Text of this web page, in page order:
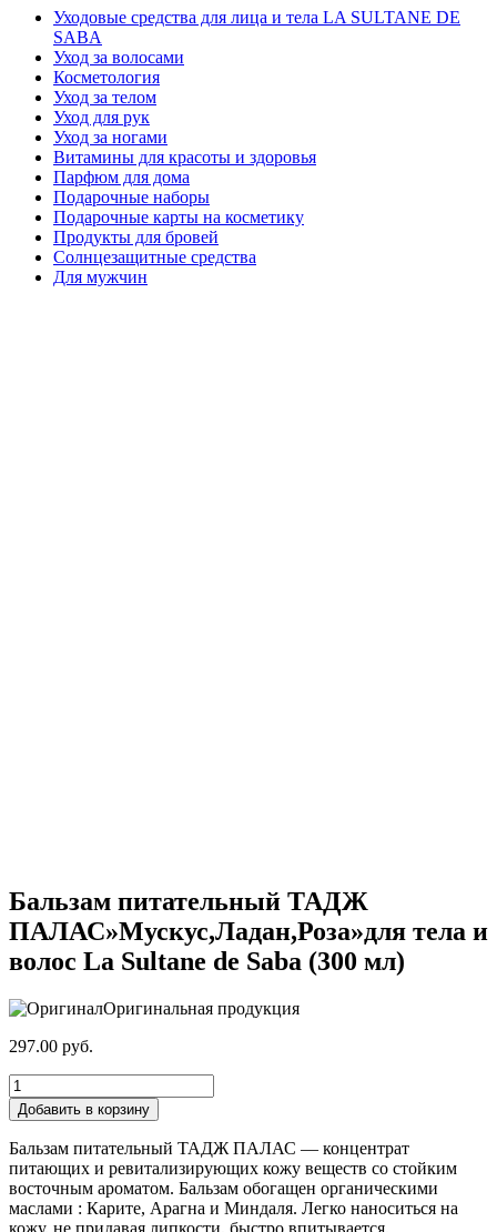
Уходовые средства для лица и тела LA SULTANE DE
SABA
Уход за волосами
Косметология
Уход за телом
Уход для рук
Уход за ногами
Витамины для красоты и здоровья
Парфюм для дома
Подарочные наборы
Подарочные карты на косметику
Продукты для бровей
Солнцезащитные средства
Для мужчин
Бальзам питательный ТАДЖ
ПАЛАС»Мускус,Ладан,Роза»для тела и
волос La Sultane de Saba (300 мл)
Оригинальная продукция
297.00 руб.
Количество
товара
Бальзам
питательный
ТАДЖ
ПАЛАС"Мускус,Ладан,Роза"для
тела
и
Добавить в корзину
Бальзам питательный ТАДЖ ПАЛАС — концентрат
питающих и ревитализирующих кожу веществ со стойким
восточным ароматом. Бальзам обогащен органическими
маслами : Карите, Арагна и Миндаля. Легко наноситься на
кожу, не придавая липкости, быстро впитывается.